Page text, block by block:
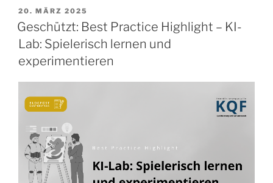
VERÖFFENTLICHT
AM
20. MÄRZ 2025
Geschützt: Best Practice Highlight – KI-
Lab: Spielerisch lernen und
experimentieren